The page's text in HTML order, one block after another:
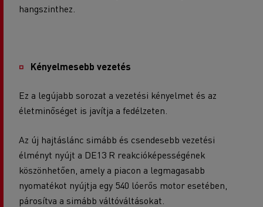
hangszinthez.
Kényelmesebb vezetés
Ez a legújabb sorozat a vezetési kényelmet és az
életminőséget is javítja a fedélzeten.
Az új hajtáslánc simább és csendesebb vezetési
élményt nyújt a DE13 R reakcióképességének
köszönhetően, amely a piacon a legmagasabb
nyomatékot nyújtja egy 540 lóerős motor esetében,
párosítva a simább váltóváltásokat.